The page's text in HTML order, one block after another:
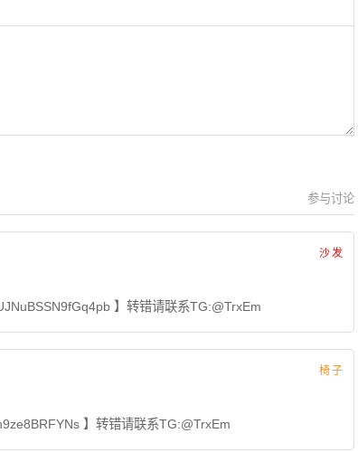
参与讨论
沙发
】转错请联系TG:@TrxEm
椅子
】转错请联系TG:@TrxEm